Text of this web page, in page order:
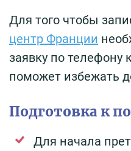
Для того чтобы
центр Франции
заявку по телефону
поможет избежать
Подготовка к
Для начала